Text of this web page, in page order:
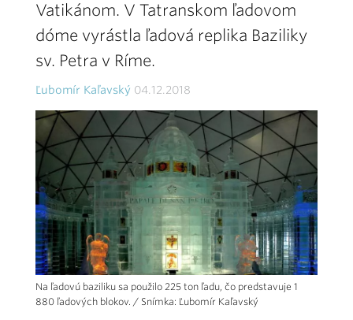
Vatikánom. V Tatranskom ľadovom
dóme vyrástla ľadová replika Baziliky
sv. Petra v Ríme.
Ľubomír Kaľavský 04.12.2018
Na ľadovú baziliku sa použilo 225 ton ľadu, čo predstavuje 1
880 ľadových blokov. / Snímka: Ľubomír Kaľavský